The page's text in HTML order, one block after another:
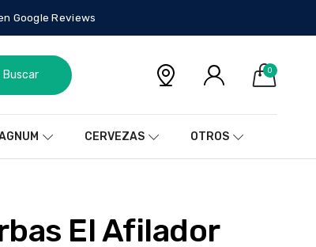
Google Reviews
0
Buscar
CERVEZAS OTROS
El Afilador